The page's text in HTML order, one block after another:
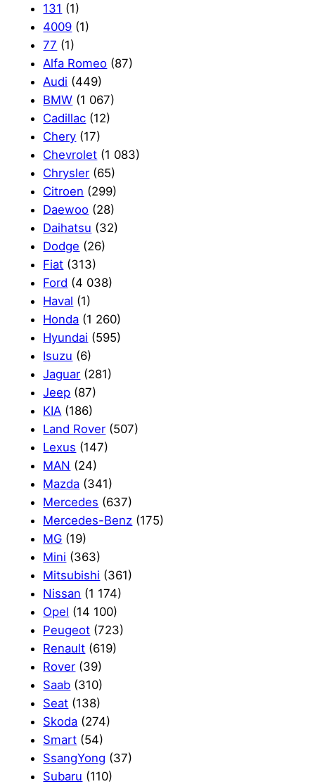
131 (1)
4009 (1)
77 (1)
Alfa Romeo (87)
Audi (449)
BMW (1 067)
Cadillac (12)
Chery (17)
Chevrolet (1 083)
Chrysler (65)
Citroen (299)
Daewoo (28)
Daihatsu (32)
Dodge (26)
Fiat (313)
Ford (4 038)
Haval (1)
Honda (1 260)
Hyundai (595)
Isuzu (6)
Jaguar (281)
Jeep (87)
KIA (186)
Land Rover (507)
Lexus (147)
MAN (24)
Mazda (341)
Mercedes (637)
Mercedes-Benz (175)
MG (19)
Mini (363)
Mitsubishi (361)
Nissan (1 174)
Opel (14 100)
Peugeot (723)
Renault (619)
Rover (39)
Saab (310)
Seat (138)
Skoda (274)
Smart (54)
SsangYong (37)
Subaru (110)